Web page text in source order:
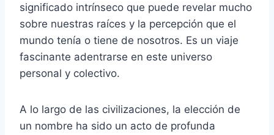
significado intrínseco que puede revelar mucho
sobre nuestras raíces y la percepción que el
mundo tenía o tiene de nosotros. Es un viaje
fascinante adentrarse en este universo
personal y colectivo.
A lo largo de las civilizaciones, la elección de
un nombre ha sido un acto de profunda